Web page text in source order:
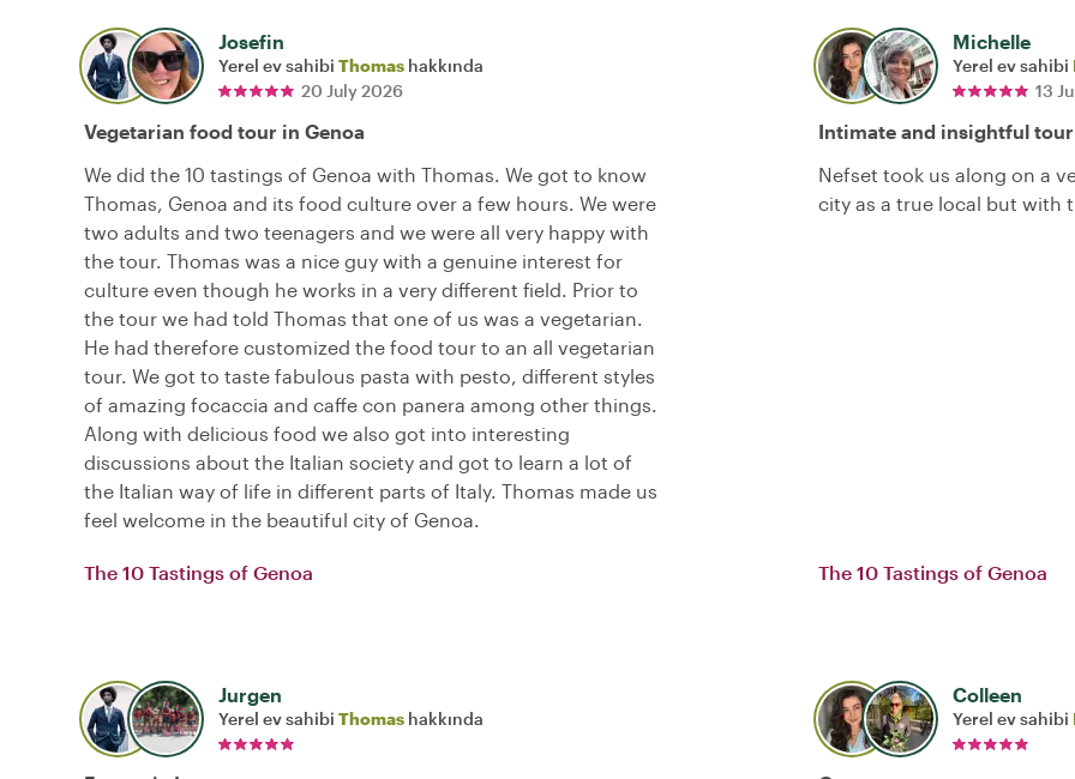
Josefin
Yerel ev sahibi Thomas hakkında
20 July 2026
Vegetarian food tour in Genoa
We did the 10 tastings of Genoa with Thomas. We got to know
Thomas, Genoa and its food culture over a few hours. We were
two adults and two teenagers and we were all very happy with
the tour. Thomas was a nice guy with a genuine interest for
culture even though he works in a very different field. Prior to
the tour we had told Thomas that one of us was a vegetarian.
He had therefore customized the food tour to an all vegetarian
tour. We got to taste fabulous pasta with pesto, different styles
of amazing focaccia and caffe con panera among other things.
Along with delicious food we also got into interesting
discussions about the Italian society and got to learn a lot of
the Italian way of life in different parts of Italy. Thomas made us
feel welcome in the beautiful city of Genoa.
The 10 Tastings of Genoa
Michelle
Yerel ev sahibi
13
Intimate and insightful tour
Nefset took us along on a
city as a true local but with
The 10 Tastings of Genoa
Jurgen
Yerel ev sahibi Thomas hakkında
Colleen
Yerel ev sahibi